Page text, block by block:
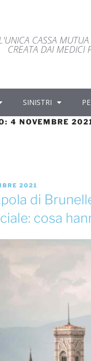
CASSA
CREATA DAI MEDICI
SINISTRI
4 NOVEMBRE
2021
di
cosa